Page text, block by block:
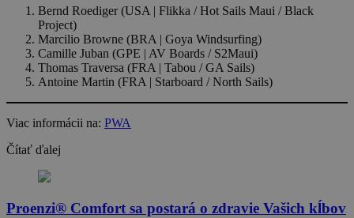
Bernd Roediger (USA | Flikka / Hot Sails Maui / Black
Project)
Marcilio Browne (BRA | Goya Windsurfing)
Camille Juban (GPE | AV Boards / S2Maui)
Thomas Traversa (FRA | Tabou / GA Sails)
Antoine Martin (FRA | Starboard / North Sails)
Viac informácii na: PWA
Čítať ďalej
Proenzi® Comfort sa postará o zdravie Vašich kĺbov